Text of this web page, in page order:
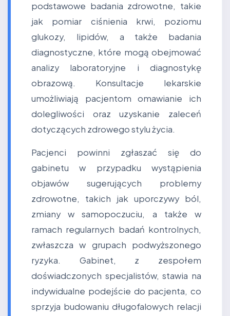
podstawowe badania zdrowotne, takie
jak pomiar ciśnienia krwi, poziomu
glukozy, lipidów, a także badania
diagnostyczne, które mogą obejmować
analizy laboratoryjne i diagnostykę
obrazową. Konsultacje lekarskie
umożliwiają pacjentom omawianie ich
dolegliwości oraz uzyskanie zaleceń
dotyczących zdrowego stylu życia.
Pacjenci powinni zgłaszać się do
gabinetu w przypadku wystąpienia
objawów sugerujących problemy
zdrowotne, takich jak uporczywy ból,
zmiany w samopoczuciu, a także w
ramach regularnych badań kontrolnych,
zwłaszcza w grupach podwyższonego
ryzyka. Gabinet, z zespołem
doświadczonych specjalistów, stawia na
indywidualne podejście do pacjenta, co
sprzyja budowaniu długofalowych relacji